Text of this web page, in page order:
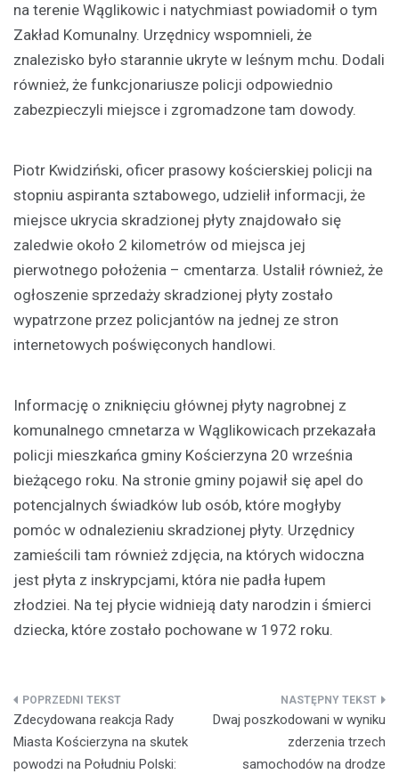
na terenie Wąglikowic i natychmiast powiadomił o tym
Zakład Komunalny. Urzędnicy wspomnieli, że
znalezisko było starannie ukryte w leśnym mchu. Dodali
również, że funkcjonariusze policji odpowiednio
zabezpieczyli miejsce i zgromadzone tam dowody.
Piotr Kwidziński, oficer prasowy kościerskiej policji na
stopniu aspiranta sztabowego, udzielił informacji, że
miejsce ukrycia skradzionej płyty znajdowało się
zaledwie około 2 kilometrów od miejsca jej
pierwotnego położenia – cmentarza. Ustalił również, że
ogłoszenie sprzedaży skradzionej płyty zostało
wypatrzone przez policjantów na jednej ze stron
internetowych poświęconych handlowi.
Informację o zniknięciu głównej płyty nagrobnej z
komunalnego cmnetarza w Wąglikowicach przekazała
policji mieszkańca gminy Kościerzyna 20 września
bieżącego roku. Na stronie gminy pojawił się apel do
potencjalnych świadków lub osób, które mogłyby
pomóc w odnalezieniu skradzionej płyty. Urzędnicy
zamieścili tam również zdjęcia, na których widoczna
jest płyta z inskrypcjami, która nie padła łupem
złodziei. Na tej płycie widnieją daty narodzin i śmierci
dziecka, które zostało pochowane w 1972 roku.
Nawigacja
wpisu
Zdecydowana reakcja Rady
Miasta Kościerzyna na skutek
powodzi na Południu Polski:
Dwaj poszkodowani w wyniku
zderzenia trzech
samochodów na drodze